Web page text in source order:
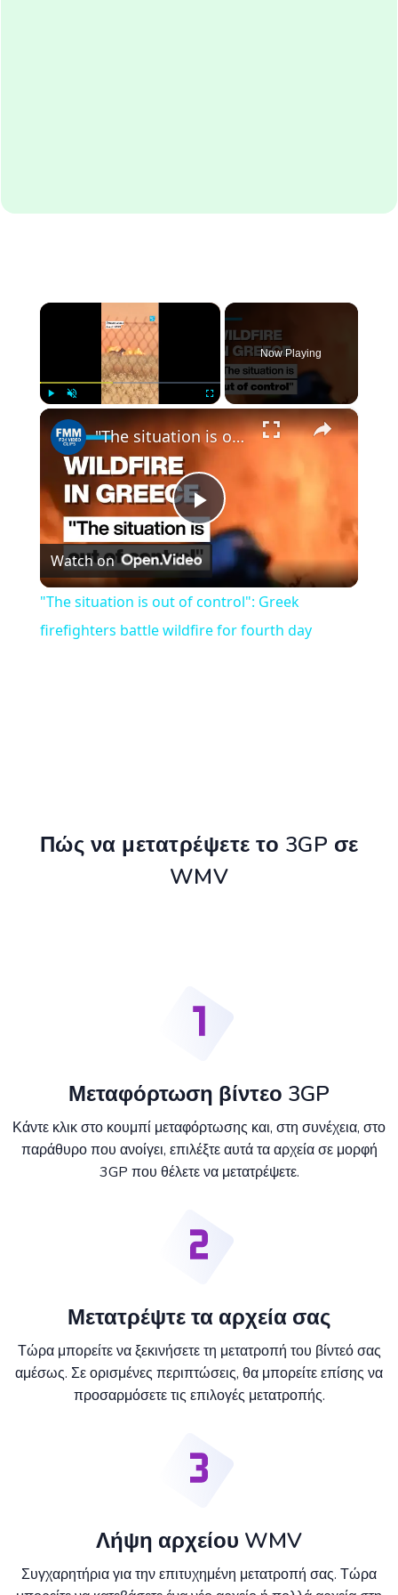
×
Now Playing
×
Play
Video
"The situation is out of control": Greek firefighters battle wildfire for fourth day
Watch on
"The situation is out of control": Greek
firefighters battle wildfire for fourth day
Πώς να μετατρέψετε το 3GP σε
WMV
Μεταφόρτωση βίντεο 3GP
Κάντε κλικ στο κουμπί μεταφόρτωσης και, στη συνέχεια, στο
παράθυρο που ανοίγει, επιλέξτε αυτά τα αρχεία σε μορφή
3GP που θέλετε να μετατρέψετε.
Μετατρέψτε τα αρχεία σας
Τώρα μπορείτε να ξεκινήσετε τη μετατροπή του βίντεό σας
αμέσως. Σε ορισμένες περιπτώσεις, θα μπορείτε επίσης να
προσαρμόσετε τις επιλογές μετατροπής.
Λήψη αρχείου WMV
Συγχαρητήρια για την επιτυχημένη μετατροπή σας. Τώρα